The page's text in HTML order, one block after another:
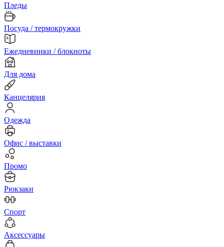
Пледы
Посуда / термокружки
Ежедневники / блокноты
Для дома
Канцелярия
Одежда
Офис / выставки
Промо
Рюкзаки
Спорт
Аксессуары